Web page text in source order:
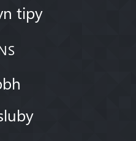
tipy